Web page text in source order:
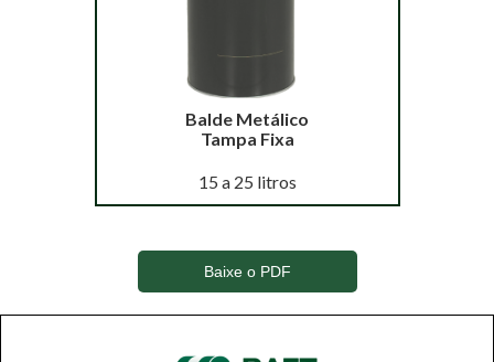
Balde Metálico
Tampa Fixa
15 a 25 litros
Baixe o PDF